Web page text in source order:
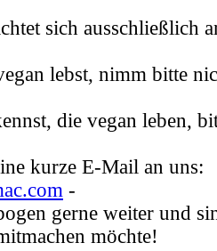
sich ausschließlich
lebst, nimm bitte
die vegan leben,
kurze E-Mail an uns:
-
gerne weiter und
möchte!